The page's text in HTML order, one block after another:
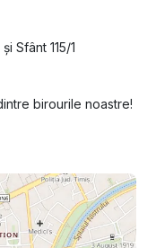
Sfânt 115/1
birourile noastre!